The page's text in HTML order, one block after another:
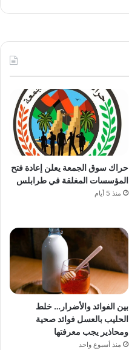
حراك سوق الجمعة يعلن إعادة فتح
المؤسسات المغلقة في طرابلس
منذ 5 أيام
بين الفوائد والأضرار… خلط
الحليب بالعسل فوائد صحية
ومحاذير يجب معرفتها
منذ أسبوع واحد